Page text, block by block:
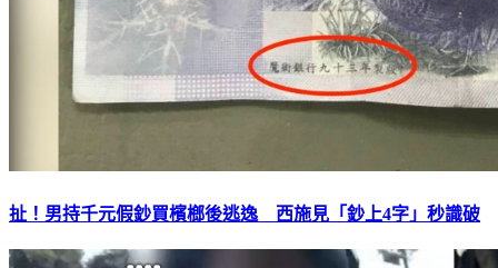
扯！男持千元假鈔買檳榔後逃逸 西施見「鈔上4字」秒識破